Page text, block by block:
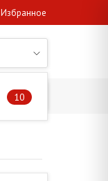
Избранное
10